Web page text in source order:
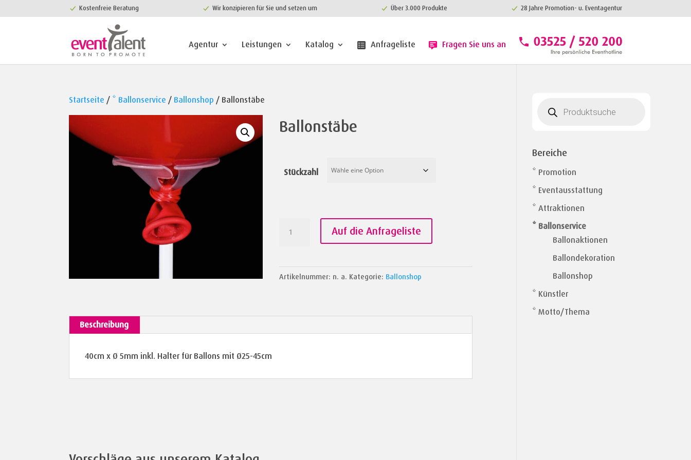
Kostenfreie Beratung Wir konzipieren für Sie und setzen um Über 3.000 Produkte 28 Jahre Promotion- u. Eventagentur
Agentur Leistungen Katalog Anfrageliste Fragen Sie uns an
Startseite / * Ballonservice / Ballonshop / Ballonstäbe
Ballonstäbe
Stückzahl
Auf die Anfrageliste
Artikelnummer: n. a. Kategorie: Ballonshop
Beschreibung
40cm x Ø 5mm inkl. Halter für Ballons mit Ø25-45cm
search
Bereiche
* Promotion
* Eventausstattung
* Attraktionen
* Ballonservice
Ballonaktionen
Ballondekoration
Ballonshop
* Künstler
* Motto/Thema